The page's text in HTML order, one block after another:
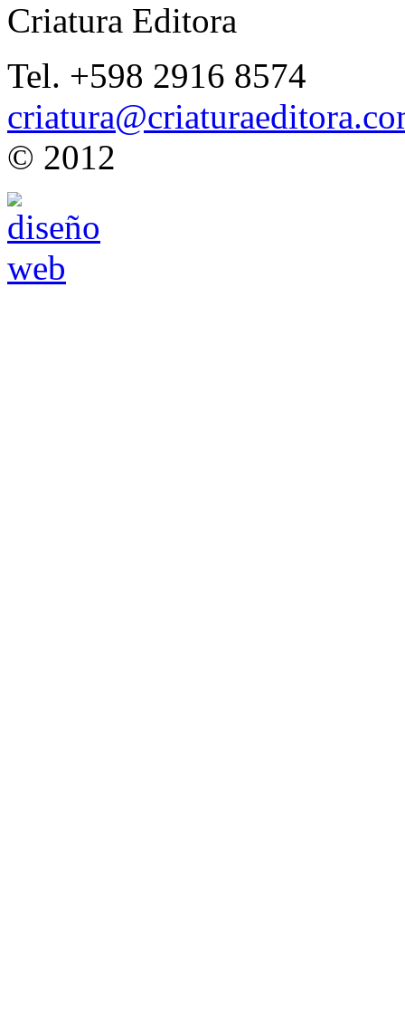
Criatura Editora
Tel. +598 2916 8574
© 2012